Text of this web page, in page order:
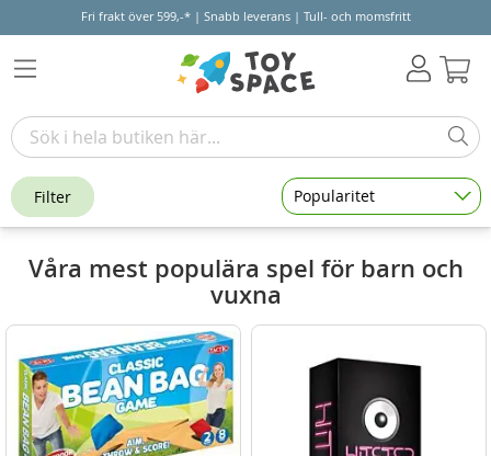
Fri frakt över 599,-* | Snabb leverans | Tull- och momsfritt
Våra mest populära spel för barn och
vuxna
Filter Popularitet